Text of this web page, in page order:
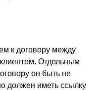
к договору между
Отдельным
он быть не
должен иметь ссылку